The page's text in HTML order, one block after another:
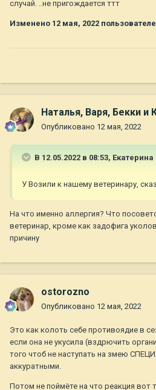
случай. ..не пригождается ттт
Изменено 12 мая, 2022
Наталья, Варя, Бекки и
Опубликовано 12 мая, 2022
В 12.05.2022 в 08:53,
У Возили к нашему ветеринару,
На что именно аллергия? Что
ветеринар, кроме как задофига
причину
ostorozno
Опубликовано 12 мая, 2022
Это как колоть себе противоядие в
если она не укусила (вздрючить
того чтоб не наступать на змею
аккуратными.
Потом не поймёте на что реакция вот